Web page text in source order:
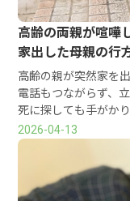
高齢の両親が喧嘩
家出した母親の行
高齢の親が突然家を
電話もつながらず、
死に探しても手がか
2026-04-13